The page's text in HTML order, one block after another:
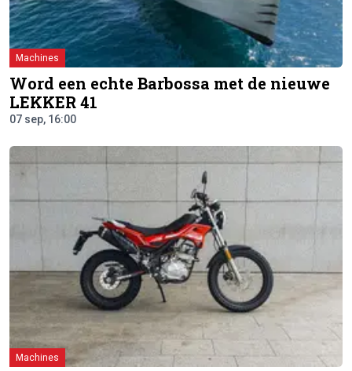
Machines
Word een echte Barbossa met de nieuwe
LEKKER 41
07 sep, 16:00
Machines